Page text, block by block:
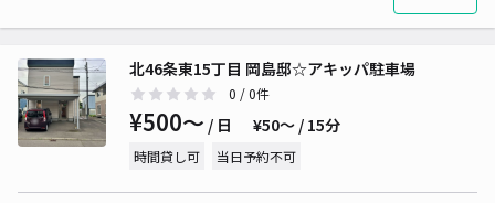
北46条東15丁目 岡島邸☆アキッパ駐車場
0 / 0件
¥500〜 / 日 ¥50〜 / 15分
時間貸し可 当日予約不可